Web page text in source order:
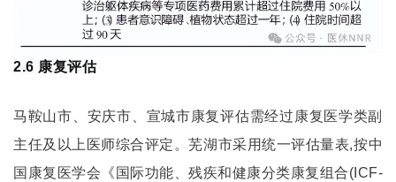
2.6 康复评估
马鞍山市、安庆市、宣城市康复评估需经过康复医学类副
主任及以上医师综合评定。芜湖市采用统一评估量表,按中
国康复医学会《国际功能、残疾和健康分类康复组合(ICF-